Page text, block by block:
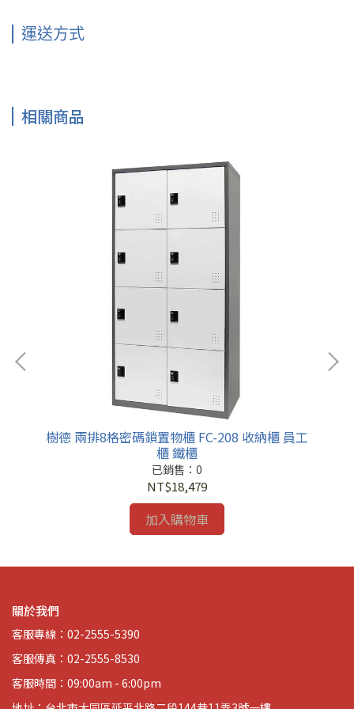
運送方式
相關商品
樹德 兩排8格密碼鎖置物櫃 FC-208 收納櫃 員工
櫃 鐵櫃
已銷售：0
NT$18,479
加入購物車
關於我們
客服專線：02-2555-5390
客服傳真：02-2555-8530
客服時間：09:00am - 6:00pm